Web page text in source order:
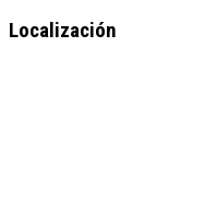
Localización